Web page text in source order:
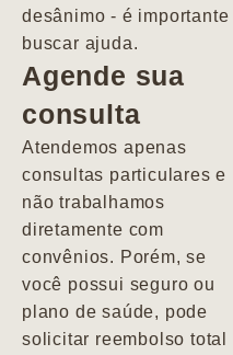
desânimo - é importante
buscar ajuda.
Agende sua
consulta
Atendemos apenas
consultas particulares e
não trabalhamos
diretamente com
convênios. Porém, se
você possui seguro ou
plano de saúde, pode
solicitar reembolso total